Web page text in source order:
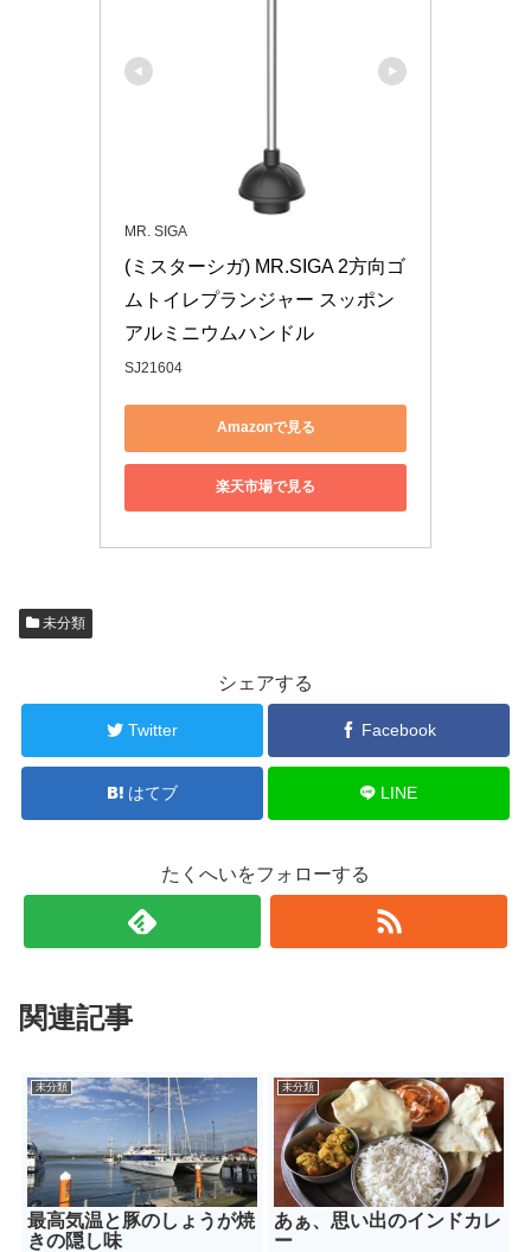
MR. SIGA
(ミスターシガ) MR.SIGA 2方向ゴ
ムトイレプランジャー スッポン
アルミニウムハンドル
SJ21604
Amazonで見る
楽天市場で見る
未分類
シェアする
Twitter Facebook
はてブ LINE
たくへいをフォローする
関連記事
未分類
最高気温と豚のしょうが焼
きの隠し味
未分類
あぁ、思い出のインドカレ
ー